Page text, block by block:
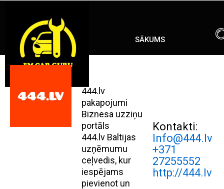
SĀKUMS
444.lv
pakapojumi
Biznesa uzziņu
portāls
444.lv Baltijas
uzņēmumu
ceļvedis, kur
iespējams
pievienot un
Kontakti:
Info@444.lv
+371
27255552
http://444.lv